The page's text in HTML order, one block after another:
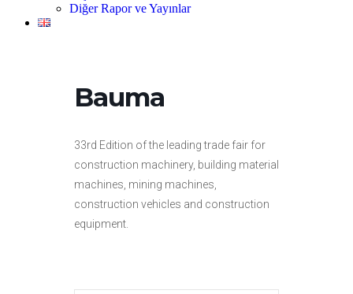
Diğer Rapor ve Yayınlar
Bauma
33rd Edition of the leading trade fair for
construction machinery, building material
machines, mining machines,
construction vehicles and construction
equipment.